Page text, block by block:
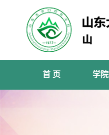
首 页 学